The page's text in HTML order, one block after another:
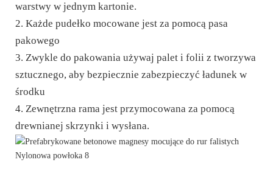
warstwy w jednym kartonie.
2. Każde pudełko mocowane jest za pomocą pasa
pakowego
3. Zwykle do pakowania używaj palet i folii z tworzywa
sztucznego, aby bezpiecznie zabezpieczyć ładunek w
środku
4. Zewnętrzna rama jest przymocowana za pomocą
drewnianej skrzynki i wysłana.